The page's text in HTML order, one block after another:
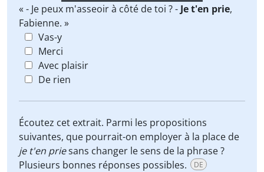
Player
« - Je peux m'asseoir à côté de toi ? - Je t'en prie,
Fabienne. »
Vas-y
Merci
Avec plaisir
De rien
Écoutez cet extrait. Parmi les propositions
suivantes, que pourrait-on employer à la place de
je t'en priesans changer le sens de la phrase ?
Plusieurs bonnes réponses possibles.
DE